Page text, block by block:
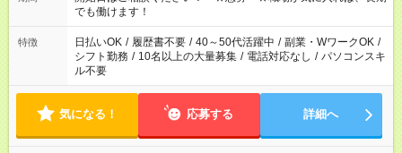
週20時間以上勤務は社会保険への加入対象となります ※労働者
派遣法（日雇い派遣の原則禁止）により、短時間・短期間の就
業はご案内が難しい場合があります
でも働けます！
特徴 日払いOK / 履歴書不要 / 40～50代活躍中 / 副業・WワークOK /
シフト勤務 / 10名以上の大量募集 / 電話対応なし / パソコンスキ
ル不要
気になる！ 応募する 詳細へ